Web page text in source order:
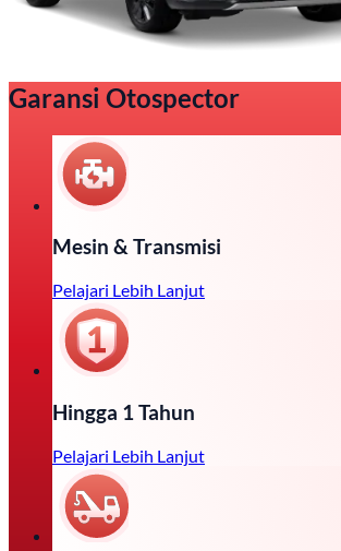
Garansi Otospector
Mesin & Transmisi
Pelajari Lebih Lanjut
Hingga 1 Tahun
Pelajari Lebih Lanjut